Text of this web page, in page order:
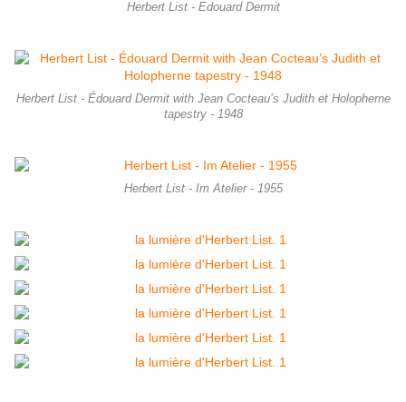
Herbert List - Edouard Dermit
Herbert List - Édouard Dermit with Jean Cocteau’s Judith et Holopherne
tapestry - 1948
Herbert List - Im Atelier - 1955